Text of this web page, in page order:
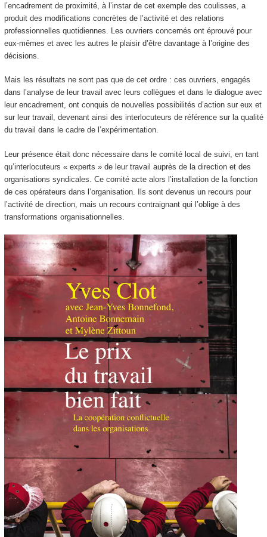
l’encadrement de proximité, à l’instar de cet exemple des coulisses, a
produit des modifications concrètes de l’activité et des relations
professionnelles quotidiennes. Les ouvriers concernés ont éprouvé pour
eux-mêmes et avec les autres le plaisir d’être davantage à l’origine des
décisions.
Mais les résultats ne sont pas que de cet ordre : ces ouvriers, engagés
dans l’analyse de leur travail avec leurs collègues et dans le dialogue avec
leur encadrement, ont conquis de nouvelles possibilités d’action sur eux et
sur leur travail, devenant ainsi des interlocuteurs de référence sur la qualité
du travail dans le cadre de l’expérimentation.
Leur présence était donc nécessaire dans le comité local de suivi, en tant
qu’interlocuteurs « experts » de leur travail auprès de la direction et des
organisations syndicales. Ce comité acte alors l’installation de la fonction
de ces opérateurs dans l’organisation. Ils sont devenus un recours pour
l’activité de direction, mais un recours contraignant qui l’oblige à des
transformations organisationnelles.